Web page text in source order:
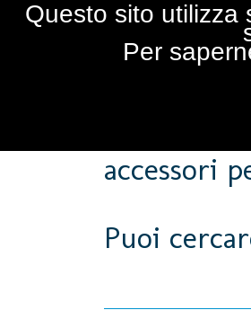
accessori
Puoi
Questo sito utilizza
Per